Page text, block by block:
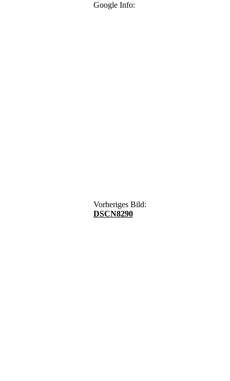
Google Info:
Vorheriges Bild:
DSCN8290